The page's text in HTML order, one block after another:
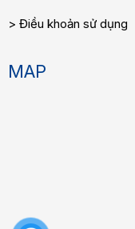
Điều khoản sử dụng
MAP